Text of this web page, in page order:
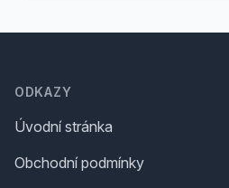
ODKAZY
Úvodní stránka
Obchodní podmínky